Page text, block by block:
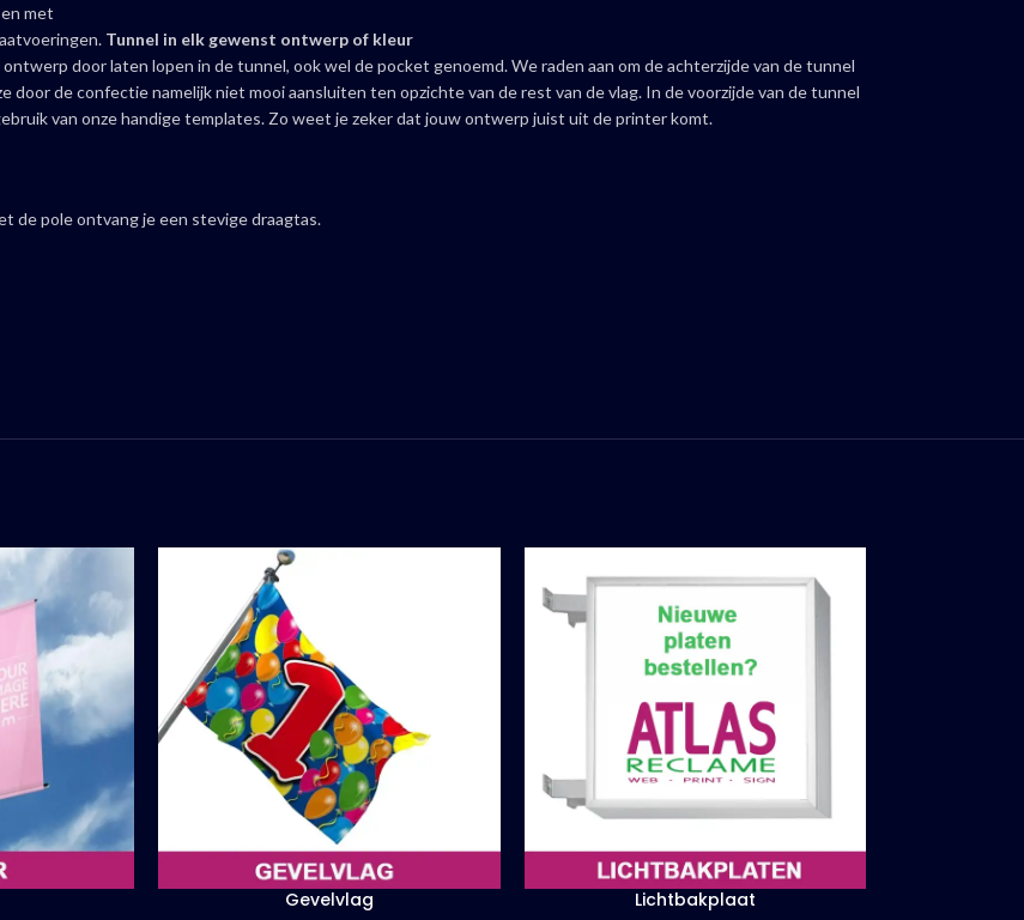
met
Tunnel in elk gewenst ontwerp of kleur
door laten lopen in de tunnel, ook wel de pocket genoemd. We raden aan om de achterzijde van de tunnel
de confectie namelijk niet mooi aansluiten ten opzichte van de rest van de vlag. In de voorzijde van de tunnel
van onze handige templates. Zo weet je zeker dat jouw ontwerp juist uit de printer komt.
de pole ontvang je een stevige draagtas.
Gevelvlag Lichtbakplaat